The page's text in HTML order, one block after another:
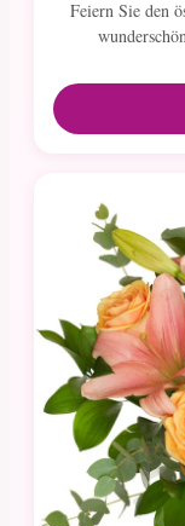
Feiern Sie den